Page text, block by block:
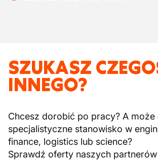
SZUKASZ
INNEGO?
Chcesz dorobić po pracy? A może
specjalistyczne stanowisko w
finance, logistics lub science?
Sprawdź oferty naszych